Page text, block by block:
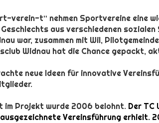
verein-t“ nehmen Sportvereine eine
aus verschiedenen
war, zusammen mit Wil,
Widnau hat die Chance gepackt,
neue Ideen für innovative
im Projekt wurde 2006 belohnt. Der TC
Vereinsführung erhielt.